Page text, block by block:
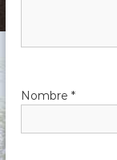
Nombre*